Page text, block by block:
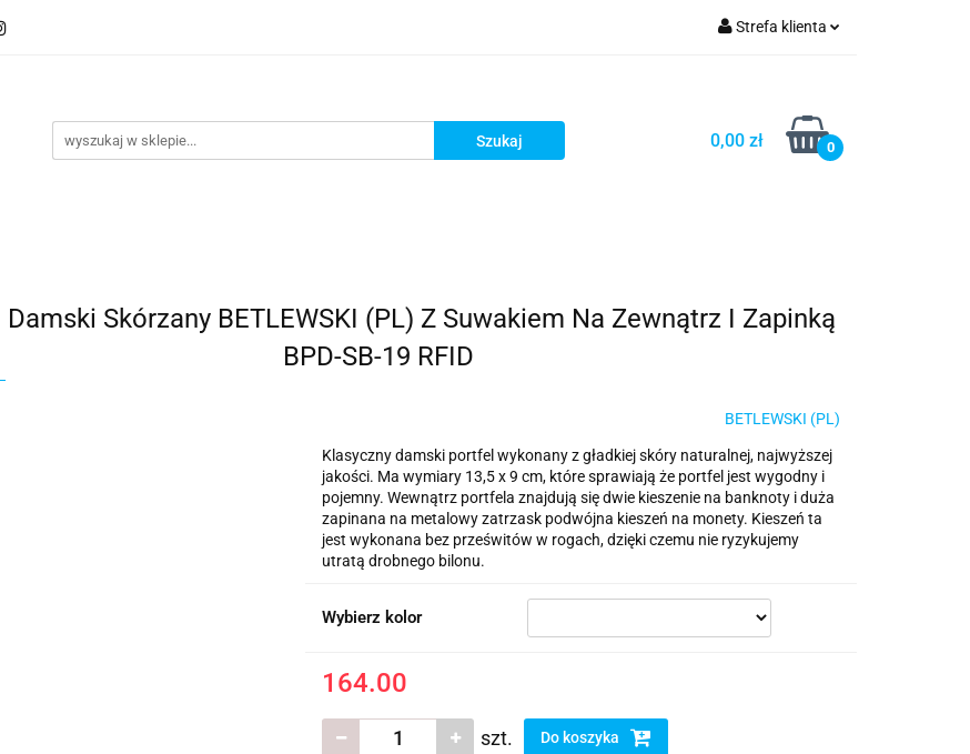
Strefa klienta
Zarejestruj się
Dodaj zgłoszenie
0,00 zł 0
męskie
Skórzany BETLEWSKI (PL) Z Suwakiem Na Zewnątrz I Zapinką
BPD-SB-19 RFID
BETLEWSKI (PL)
Klasyczny damski portfel wykonany z gładkiej skóry naturalnej, najwyższej
jakości. Ma wymiary 13,5 x 9 cm, które sprawiają że portfel jest wygodny i
pojemny. Wewnątrz portfela znajdują się dwie kieszenie na banknoty i duża
zapinana na metalowy zatrzask podwójna kieszeń na monety. Kieszeń ta
jest wykonana bez prześwitów w rogach, dzięki czemu nie ryzykujemy
utratą drobnego bilonu.
Wybierz kolor
164.00
szt. Do koszyka